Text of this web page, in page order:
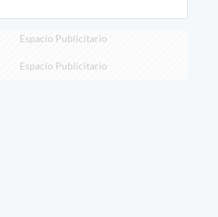
Espacio Publicitario
Espacio Publicitario